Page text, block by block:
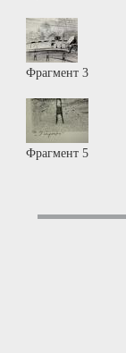
Фрагмент 3
Фрагмент 5